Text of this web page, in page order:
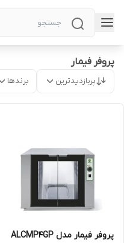
پروفر فیمار
پربازدیدترین برندها
پروفر فیمار مدل ALCMP4GP